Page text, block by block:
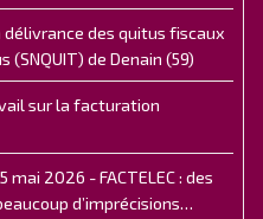
délivrance des quitus fiscaux
de Denain (59)
sur la facturation
2026 - FACTELEC : des
d’imprécisions…